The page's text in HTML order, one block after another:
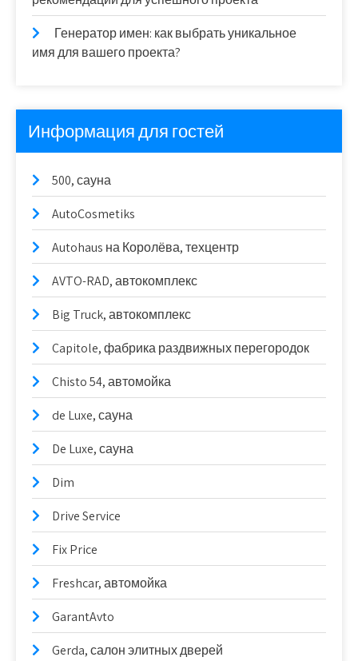
Генератор имен: как выбрать уникальное
имя для вашего проекта?
Информация для гостей
500, сауна
AutoCosmetiks
Autohaus на Королёва, техцентр
AVTO-RAD, автокомплекс
Big Truck, автокомплекс
Capitole, фабрика раздвижных перегородок
Chisto 54, автомойка
de Luxe, сауна
De Luxe, сауна
Dim
Drive Service
Fix Price
Freshcar, автомойка
GarantAvto
Gerda, салон элитных дверей